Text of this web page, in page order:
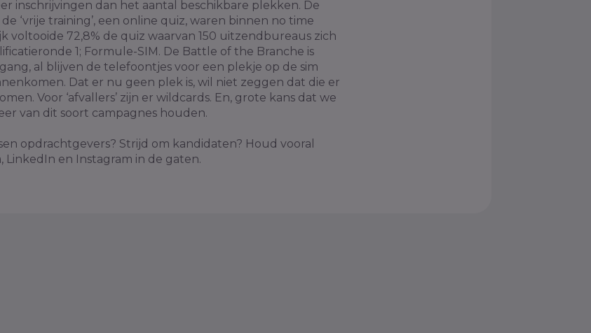
inschrijvingen dan het aantal beschikbare plekken. De
‘vrije training’, een online quiz, waren binnen no time
voltooide 72,8% de quiz waarvan 150 uitzendbureaus zich
1; Formule-SIM. De Battle of the Branche is
al blijven de telefoontjes voor een plekje op de sim
Dat er nu geen plek is, wil niet zeggen dat die er
Voor ‘afvallers’ zijn er wildcards. En, grote kans dat we
van dit soort campagnes houden.
opdrachtgevers? Strijd om kandidaten? Houd vooral
LinkedIn en Instagram in de gaten.